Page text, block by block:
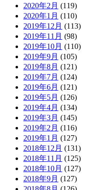
2020年2月 (119)
2020年1月 (110)
2019年12月 (113)
2019年11月 (98)
2019年10月 (110)
2019年9月 (105)
2019年8月 (121)
2019年7月 (124)
2019年6月 (121)
2019年5月 (126)
2019年4月 (134)
2019年3月 (145)
2019年2月 (116)
2019年1月 (127)
2018年12月 (131)
2018年11月 (125)
2018年10月 (127)
2018年9月 (127)